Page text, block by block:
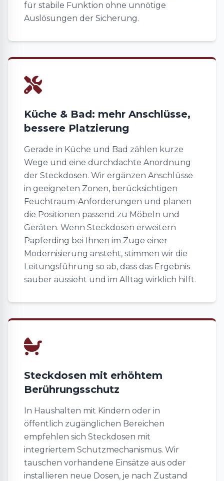
für stabile Funktion ohne unnötige
Auslösungen der Sicherung.
Küche & Bad: mehr Anschlüsse,
bessere Platzierung
Gerade in Küche und Bad zählen kurze
Wege und eine durchdachte Anordnung
der Steckdosen. Wir ergänzen Anschlüsse
in geeigneten Zonen, berücksichtigen
Feuchtraum-Anforderungen und planen
die Positionen passend zu Möbeln und
Geräten. Wenn Steckdosen erweitern
Papferding bei Ihnen im Zuge einer
Modernisierung ansteht, stimmen wir die
Leitungsführung so ab, dass das Ergebnis
sauber aussieht und im Alltag wirklich hilft.
Steckdosen mit erhöhtem
Berührungsschutz
In Haushalten mit Kindern oder in
öffentlich zugänglichen Bereichen
empfehlen sich Steckdosen mit
integriertem Schutzmechanismus. Wir
tauschen vorhandene Einsätze aus oder
installieren neue Dosen, je nach Zustand